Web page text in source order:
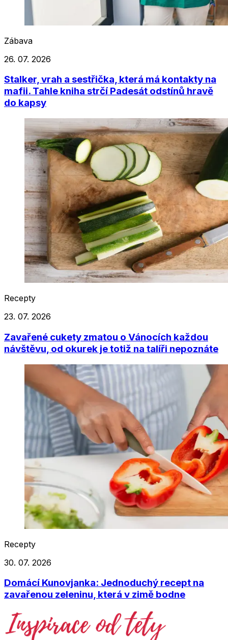
Zábava
26. 07. 2026
Stalker, vrah a sestřička, která má kontakty na
mafii. Tahle kniha strčí Padesát odstínů hravě
do kapsy
Recepty
23. 07. 2026
Zavařené cukety zmatou o Vánocích každou
návštěvu, od okurek je totiž na talíři nepoznáte
Recepty
30. 07. 2026
Domácí Kunovjanka: Jednoduchý recept na
zavařenou zeleninu, která v zimě bodne